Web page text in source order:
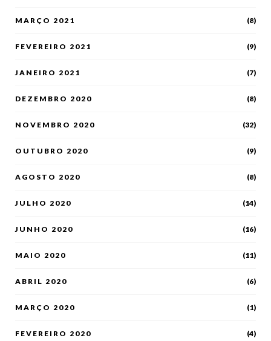
MARÇO 2021 (8)
FEVEREIRO 2021 (9)
JANEIRO 2021 (7)
DEZEMBRO 2020 (8)
NOVEMBRO 2020 (32)
OUTUBRO 2020 (9)
AGOSTO 2020 (8)
JULHO 2020 (14)
JUNHO 2020 (16)
MAIO 2020 (11)
ABRIL 2020 (6)
MARÇO 2020 (1)
FEVEREIRO 2020 (4)